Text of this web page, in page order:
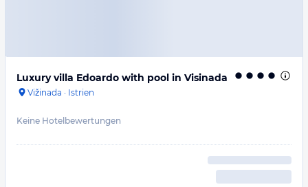
Luxury villa Edoardo with pool in Visinada
Vižinada · Istrien
Keine Hotelbewertungen